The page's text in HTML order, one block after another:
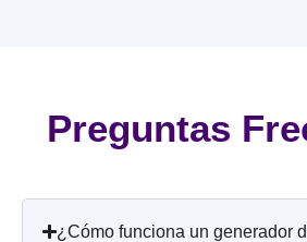
Preguntas
¿Cómo funciona un generador